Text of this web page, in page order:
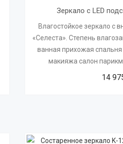
Зеркало с LED
Влагостойкое зеркало с
«Селеста». Степень
ванная прихожая
макияжа салон
14